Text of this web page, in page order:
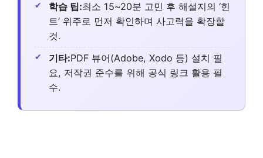
학습 팁:최소 15~20분 고민 후 해설지의 ‘힌
트’ 위주로 먼저 확인하며 사고력을 확장할
것.
기타:PDF 뷰어(Adobe, Xodo 등) 설치 필
요, 저작권 준수를 위해 공식 링크 활용 필
수.